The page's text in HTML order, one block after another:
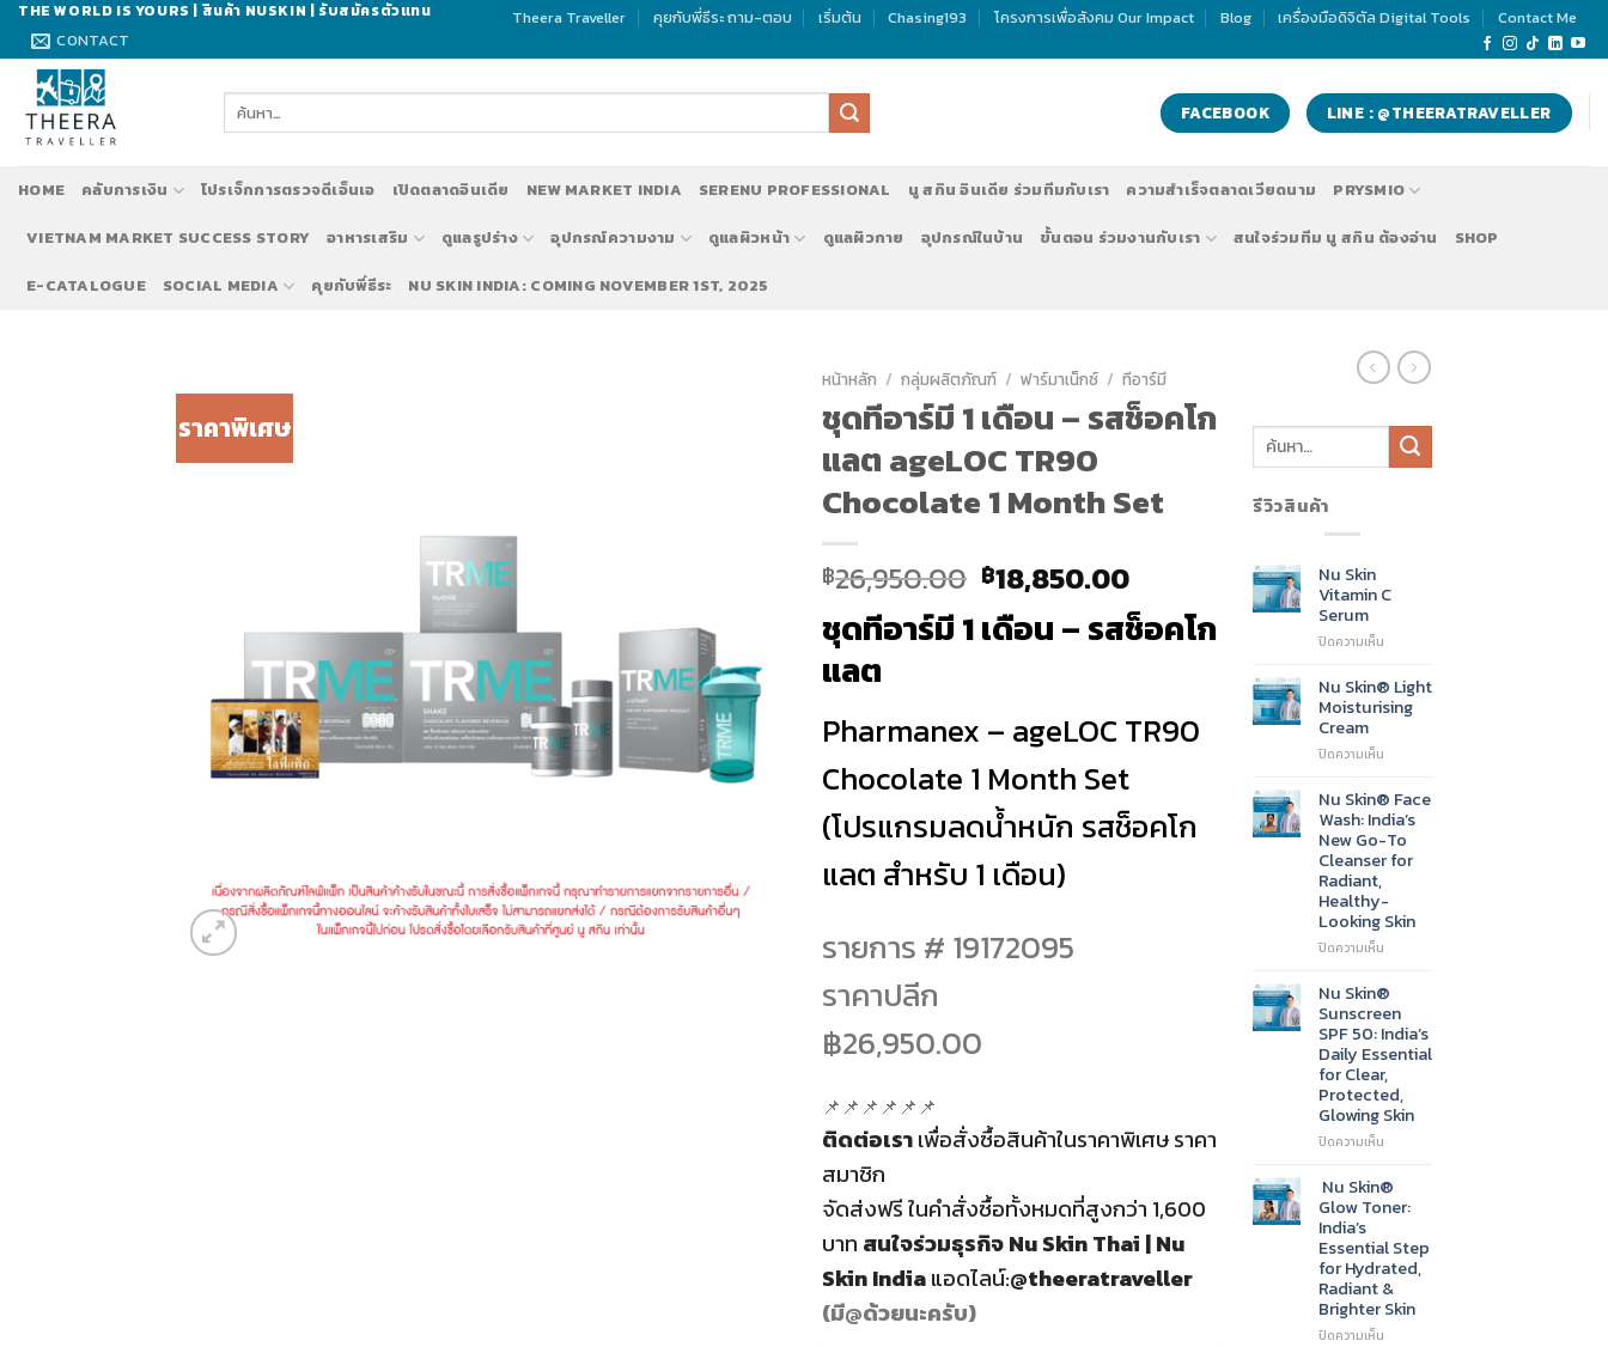
Skip
content
THE WORLD IS YOURS | สินค้า NUSKIN | รับสมัครตัวแทน
CONTACT
Theera Traveller คุยกับพี่ธีระ ถาม-ตอบ เริ่มต้น Chasing193 โครงการเพื่อสังคม Our Impact Blog เครื่องมือดิจิตัล Digital Tools Contact Me
ค้นหา: FACEBOOK LINE : @THEERATRAVELLER
HOME คลับการเงิน โปรเจ็กการตรวจดีเอ็นเอ เปิดตลาดอินเดีย NEW MARKET INDIA SERENU PROFESSIONAL นู สกิน อินเดีย ร่วมทีมกับเรา ความสำเร็จตลาดเวียดนาม PRYSMIO
VIETNAM MARKET SUCCESS STORY อาหารเสริม ดูแลรูปร่าง อุปกรณ์ความงาม ดูแลผิวหน้า ดูแลผิวกาย อุปกรณ์ในบ้าน ขั้นตอน ร่วมงานกับเรา สนใจร่วมทีม นู สกิน ต้องอ่าน SHOP
E-CATALOGUE SOCIAL MEDIA คุยกับพี่ธีระ NU SKIN INDIA: COMING NOVEMBER 1ST, 2025
ราคาพิเศษ
หน้าหลัก / กลุ่มผลิตภัณฑ์ / ฟาร์มาเน็กซ์ / ทีอาร์มี
ชุดทีอาร์มี 1 เดือน – รสช็อคโก
แลต ageLOC TR90
Chocolate 1 Month Set
฿26,950.00 Original
price
was:
฿18,850.00Current
price
is:
ชุดทีอาร์มี 1 เดือน – รสช็อคโก
แลต
Pharmanex – ageLOC TR90
Chocolate 1 Month Set
(โปรแกรมลดน้ำหนัก รสช็อคโก
แลต สำหรับ 1 เดือน)
รายการ # 19172095
ราคาปลีก
฿26,950.00
📌📌📌📌📌📌
ติดต่อเราเพื่อสั่งซื้อสินค้าในราคาพิเศษ ราคา
สมาชิก
จัดส่งฟรีในคำสั่งซื้อทั้งหมดที่สูงกว่า 1,600
บาท สนใจร่วมธุรกิจNu Skin Thai | Nu
Skin Indiaแอดไลน์:@theeratraveller
(มี@ด้วยนะครับ)
รีวิวสินค้า
Nu Skin
Vitamin C
Serum
ปิดความเห็น
Skin
Vitamin
C
Nu Skin® Light
Moisturising
Cream
ปิดความเห็น
Skin®
Light
Moisturising
Cream
Nu Skin® Face
Wash: India’s
New Go-To
Cleanser for
Radiant,
Healthy-
Looking Skin
ปิดความเห็น
Skin®
Face
Wash:
India’s
New
Go-
To
Cleanser
Looking
Skin
Nu Skin®
Sunscreen
SPF 50: India’s
Daily Essential
for Clear,
Protected,
Glowing Skin
ปิดความเห็น
Skin®
Sunscreen
SPF
India’s
Daily
Essential
for
Nu Skin®
Glow Toner:
India’s
Essential Step
for Hydrated,
Radiant &
Brighter Skin
ปิดความเห็น